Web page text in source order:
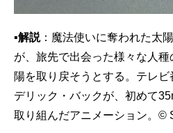
▪解説：魔法使いに奪われた太
が、旅先で出会った様々な人
陽を取り戻そうとする。テレ
デリック・バックが、初めて
取り組んだアニメーション。©